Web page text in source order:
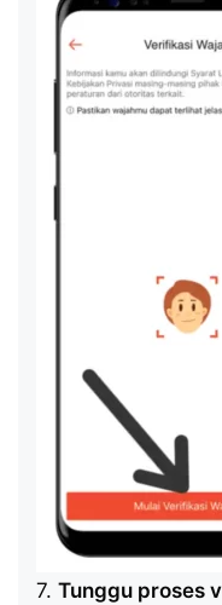
7. Tunggu proses